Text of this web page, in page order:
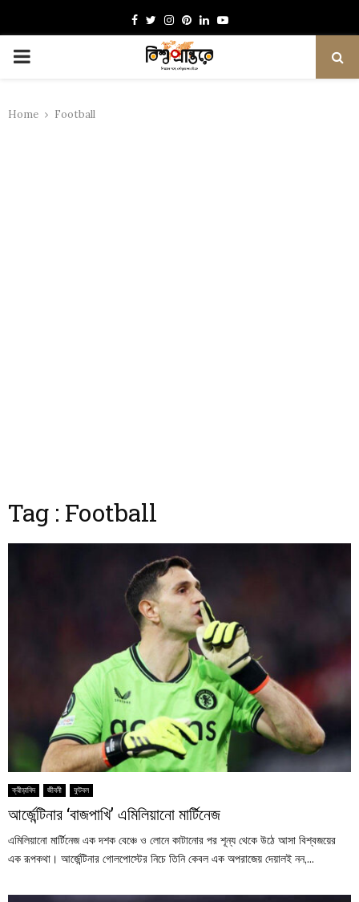
Facebook
TwitterInstagram
Pinterest
LinkedinYoutube
PRIMARY
Home Football
Tag : Football
ক্রীড়াবিদ জীবনী ফুটবল
আর্জেন্টিনার ‘বাজপাখি’ এমিলিয়ানো মার্টিনেজ
এমিলিয়ানো মার্টিনেজ এক দশক বেঞ্চে ও লোনে কাটানোর পর শূন্য থেকে উঠে আসা বিশ্বজয়ের
এক রূপকথা। আর্জেন্টিনার গোলপোস্টের নিচে তিনি কেবল এক অপরাজেয় দেয়ালই নন,...